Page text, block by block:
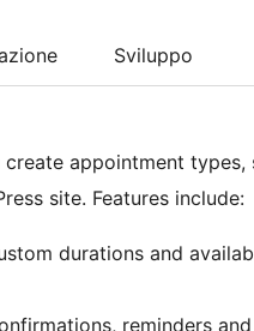
Sviluppo
appointment
site. Features include:
durations and
reminders